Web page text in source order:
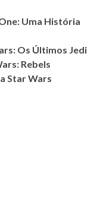
Uma História
Os Últimos Jedi
Rebels
Star Wars